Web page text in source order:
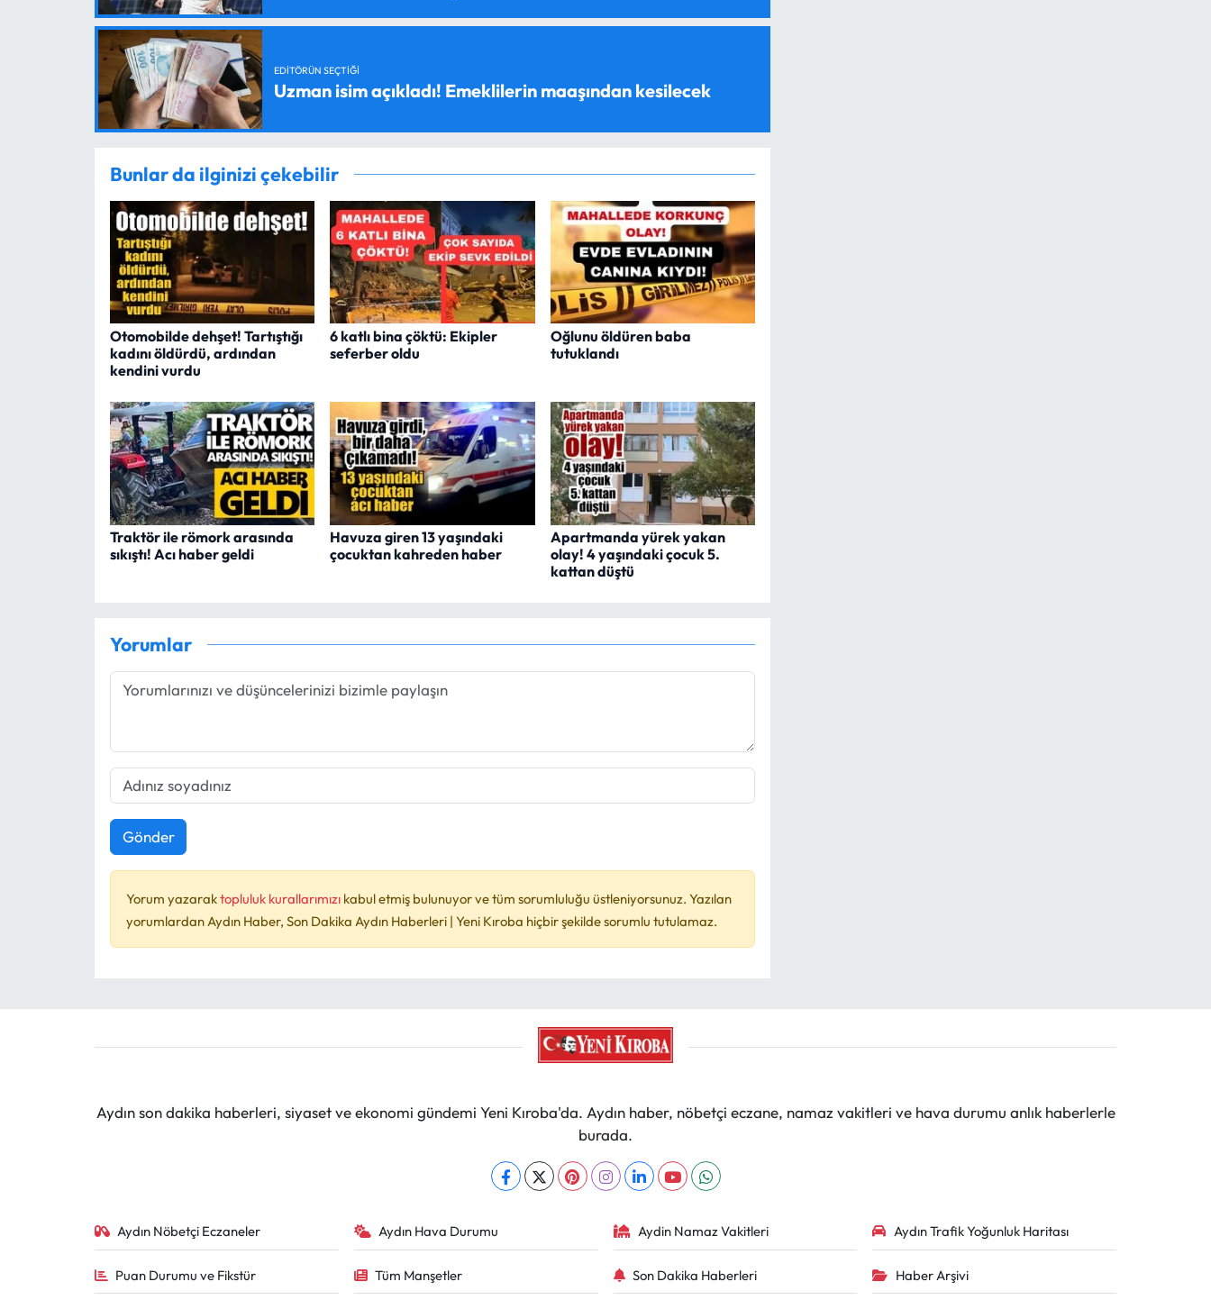
EDITÖRÜN SEÇTIĞI
Uzman isim açıkladı! Emeklilerin maaşından kesilecek
Bunlar da ilginizi çekebilir
Otomobilde dehşet! Tartıştığı
kadını öldürdü, ardından
kendini vurdu
6 katlı bina çöktü: Ekipler
seferber oldu
Oğlunu öldüren baba
tutuklandı
Traktör ile römork arasında
sıkıştı! Acı haber geldi
Havuza giren 13 yaşındaki
çocuktan kahreden haber
Apartmanda yürek yakan
olay! 4 yaşındaki çocuk 5.
kattan düştü
Yorumlar
Gönder
Yorum yazaraktopluluk kurallarımızı kabul etmiş bulunuyor ve tüm sorumluluğu üstleniyorsunuz. Yazılan
yorumlardan Aydın Haber, Son Dakika Aydın Haberleri | Yeni Kıroba hiçbir şekilde sorumlu tutulamaz.
Aydın son dakika haberleri, siyaset ve ekonomi gündemi Yeni Kıroba'da. Aydın haber, nöbetçi eczane, namaz vakitleri ve hava durumu anlık haberlerle
burada.
Aydın Nöbetçi Eczaneler Aydın Hava Durumu Aydin Namaz Vakitleri Aydın Trafik Yoğunluk Haritası
Puan Durumu ve Fikstür Tüm Manşetler Son Dakika Haberleri Haber Arşivi